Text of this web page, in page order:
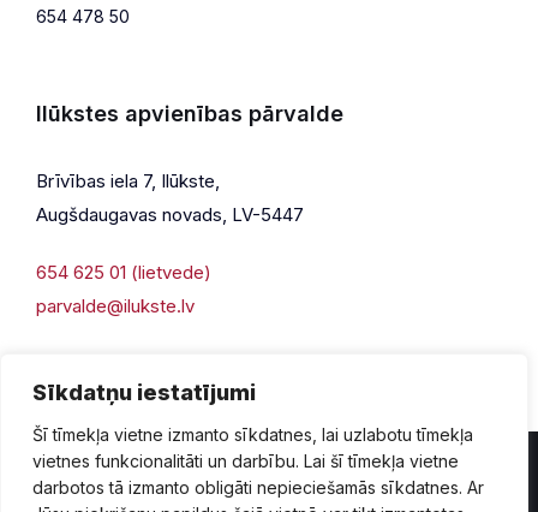
Sīkdatņu iestatījumi
Šī tīmekļa vietne izmanto sīkdatnes, lai uzlabotu tīmekļa
vietnes funkcionalitāti un darbību. Lai šī tīmekļa vietne
darbotos tā izmanto obligāti nepieciešamās sīkdatnes. Ar
654 478 50
Ilūkstes apvienības pārvalde
Brīvības iela 7, Ilūkste,
Augšdaugavas novads, LV-5447
654 625 01 (lietvede)
parvalde@ilukste.lv